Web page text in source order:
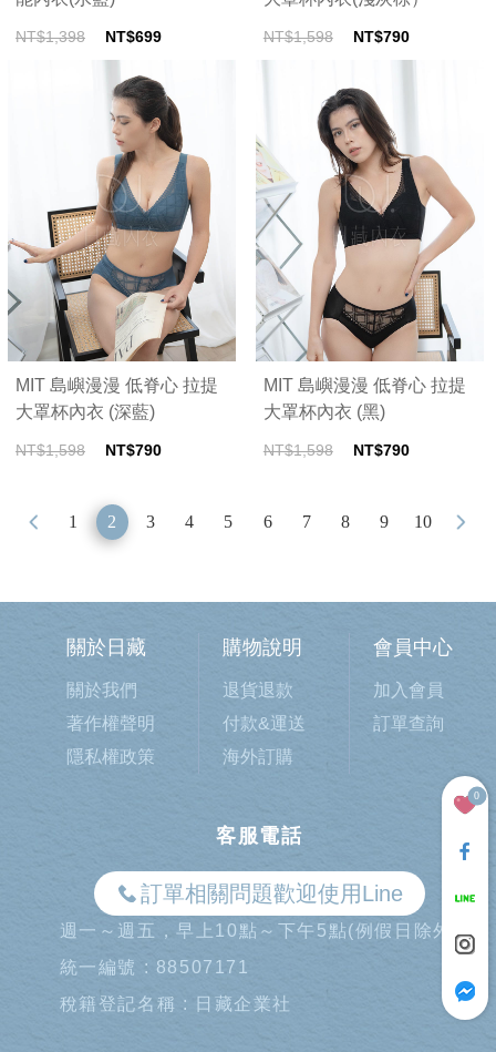
NT$1,398 NT$699 NT$1,598 NT$790
MIT 島嶼漫漫 低脊心 拉提
大罩杯內衣 (深藍)
NT$1,598 NT$790
MIT 島嶼漫漫 低脊心 拉提
大罩杯內衣 (黑)
NT$1,598 NT$790
1 2 3 4 5 6 7 8 9 10
關於日藏
關於我們
著作權聲明
隱私權政策
購物說明
退貨退款
付款&運送
海外訂購
會員中心
加入會員
訂單查詢
客服電話
訂單相關問題歡迎使用Line
週一～週五，早上10點～下午5點(例假日除外)
統一編號 : 88507171
稅籍登記名稱 : 日藏企業社
0